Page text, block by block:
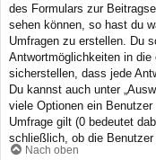
des Formulars zur
sehen können, so hast du
Umfragen zu erstellen. Du
Antwortmöglichkeiten in die
sicherstellen, dass jede
Du kannst auch unter
viele Optionen ein
Umfrage gilt (0 bedeutet
schließlich, ob die Benutzer
Nach oben